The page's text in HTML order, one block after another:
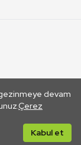
devam
Çerez
Kabul et
gidilen dış